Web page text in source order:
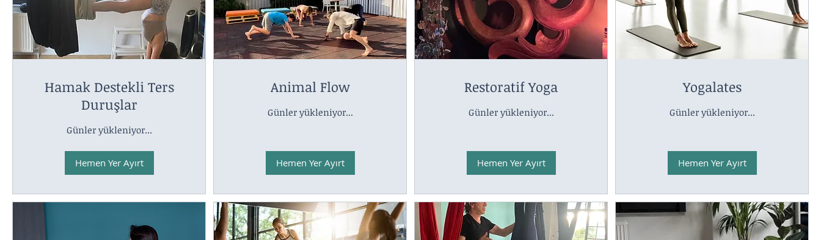
Hamak Destekli Ters
Duruşlar
Günler yükleniyor...
Hemen Yer Ayırt
Animal Flow
Günler yükleniyor...
Hemen Yer Ayırt
Restoratif Yoga
Günler yükleniyor...
Hemen Yer Ayırt
Yogalates
Günler yükleniyor...
Hemen Yer Ayırt